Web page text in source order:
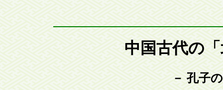
中国古代の
－ 孔子